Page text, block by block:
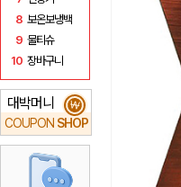
8 보온보냉백
9 물티슈
10 장바구니
대박머니
COUPON SHOP
₩